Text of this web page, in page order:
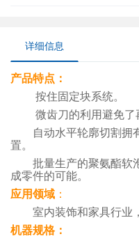
详细信息
产品特点：
按住固定块系统。
微齿刀的利用避免了再
自动水平轮廓切割拥有
置。
批量生产的聚氨酯软泡
成零件的可能。
应用领域 ：
室内装饰和家具行业，
机器规格：